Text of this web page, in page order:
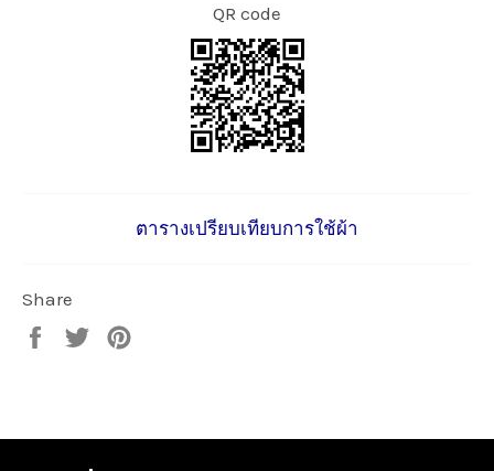
QR code
ตารางเปรียบเทียบการใช้ผ้า
Share
Share Tweet